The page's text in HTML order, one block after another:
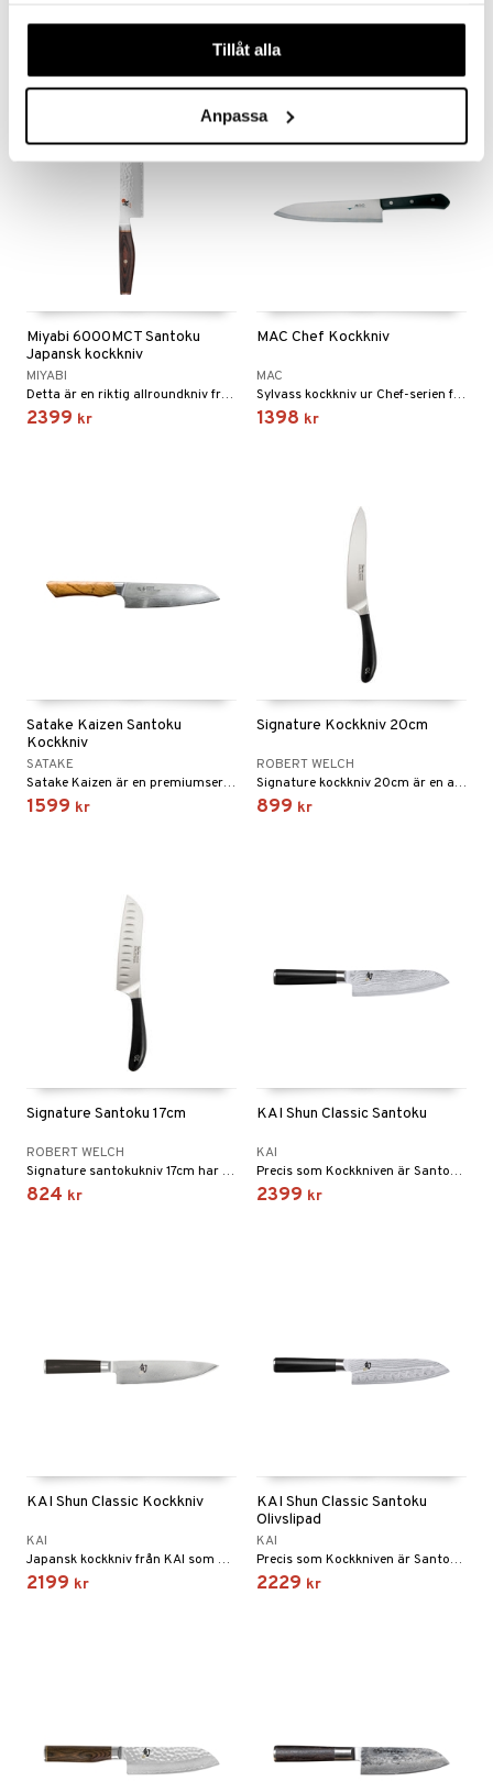
våra cookies vid fortsatt användande av vår webbplats.
Tillåt alla
Anpassa
3853 1842
Miyabi 6000MCT Santoku
Japansk kockkniv
MIYABI
Detta är en riktig allroundkniv från Miyabi 6000MCT-serie, eftersom den främre delen av bladet är halvcirkelformat.
2399 kr
MAC Chef Kockkniv
MAC
Sylvass kockkniv ur Chef-serien från MAC.
1398 kr
Satake Kaizen Santoku
Kockkniv
SATAKE
Satake Kaizen är en premiumserie från Seki City, Japan.
1599 kr
Signature Kockkniv 20cm
ROBERT WELCH
Signature kockkniv 20cm är en allroundkniv med ett krökt blad som möjliggör en gungande hackning och tärning.
899 kr
Signature Santoku 17cm
ROBERT WELCH
Signature santokukniv 17cm har en japansk stil med brett blad.
824 kr
KAI Shun Classic Santoku
KAI
Precis som Kockkniven är Santokukniven en universalkniv som är slipad på båda sidor. Den fungerar bra till i princip allt du behöver skära i köket, från frukt och grönsaker till kött, fisk och fågel.
2399 kr
KAI Shun Classic Kockkniv
KAI
Japansk kockkniv från KAI som passar utmärkt för att skära grönsaker och kött.
2199 kr
KAI Shun Classic Santoku
Olivslipad
KAI
Precis som Kockkniven är Santokukniven en universalkniv som är slipad på båda sidor.
2229 kr